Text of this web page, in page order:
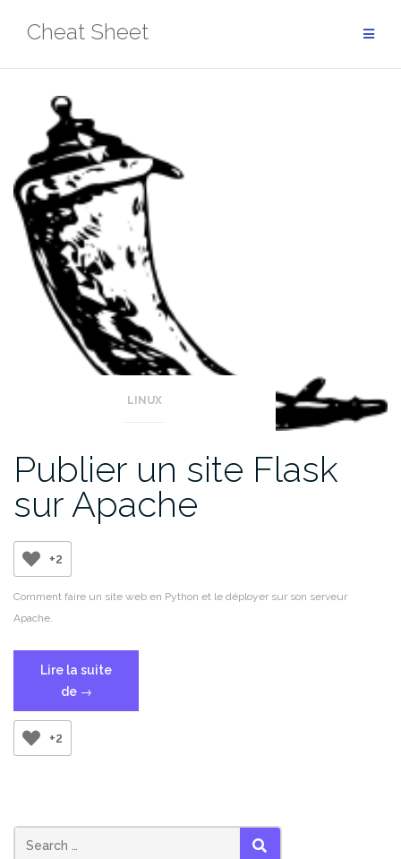
Cheat Sheet
LINUX
Publier un site Flask
sur Apache
+2
Comment faire un site web en Python et le déployer sur son serveur
Apache.
Lire la suite
de « Publier
un
→
+2